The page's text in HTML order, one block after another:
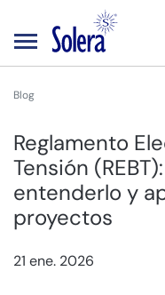
Blog
Reglamento
Tensión
entenderlo y
proyectos
21 ene. 2026